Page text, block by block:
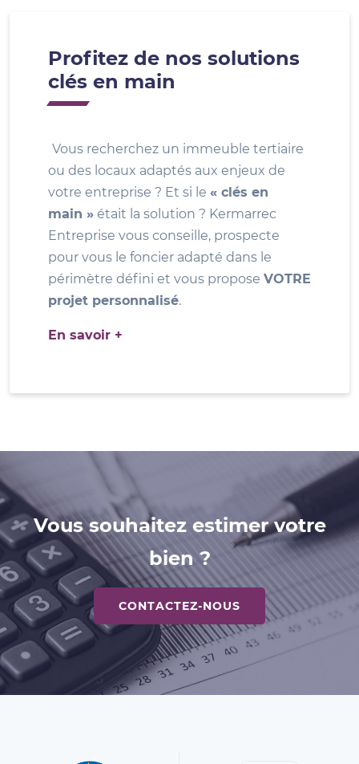
Profitez de nos solutions
clés en main
Vous recherchez un immeuble tertiaire
ou des locaux adaptés aux enjeux de
votre entreprise ? Et si le « clés en
main » était la solution ? Kermarrec
Entreprise vous conseille, prospecte
pour vous le foncier adapté dans le
périmètre défini et vous propose VOTRE
projet personnalisé.
En savoir +
Vous souhaitez estimer votre
bien ?
CONTACTEZ-NOUS